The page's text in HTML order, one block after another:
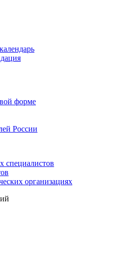
форме
России
специалистов
организациях